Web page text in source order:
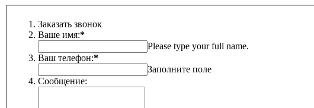
Заказать звонок
Ваше имя:*
Please type your full name.
Ваш телефон:*
Заполните поле
Сообщение: